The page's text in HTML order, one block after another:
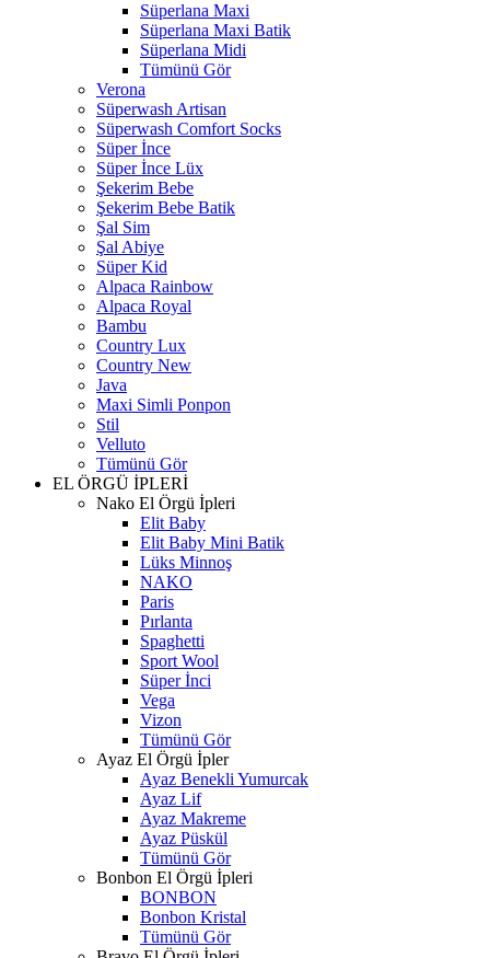
Süperlana Maxi
Süperlana Maxi Batik
Süperlana Midi
Tümünü Gör
Verona
Süperwash Artisan
Süperwash Comfort Socks
Süper İnce
Süper İnce Lüx
Şekerim Bebe
Şekerim Bebe Batik
Şal Sim
Şal Abiye
Süper Kid
Alpaca Rainbow
Alpaca Royal
Bambu
Country Lux
Country New
Java
Maxi Simli Ponpon
Stil
Velluto
Tümünü Gör
EL ÖRGÜ İPLERİ
Nako El Örgü İpleri
Elit Baby
Elit Baby Mini Batik
Lüks Minnoş
NAKO
Paris
Pırlanta
Spaghetti
Sport Wool
Süper İnci
Vega
Vizon
Tümünü Gör
Ayaz El Örgü İpler
Ayaz Benekli Yumurcak
Ayaz Lif
Ayaz Makreme
Ayaz Püskül
Tümünü Gör
Bonbon El Örgü İpleri
BONBON
Bonbon Kristal
Tümünü Gör